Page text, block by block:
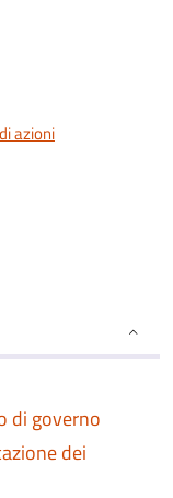
azioni
di governo
dei